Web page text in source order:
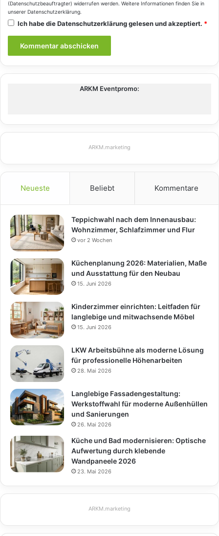
(Datenschutzbeauftragter) widerrufen werden. Weitere Informationen finden Sie in
unserer Datenschutzerklärung.
Ich habe dieDatenschutzerklärunggelesen und akzeptiert. *
ARKM Eventpromo:
ARKM.marketing
Neueste Beliebt Kommentare
Teppichwahl nach dem Innenausbau:
Wohnzimmer, Schlafzimmer und Flur
vor 2 Wochen
Küchenplanung 2026: Materialien, Maße
und Ausstattung für den Neubau
15. Juni 2026
Kinderzimmer einrichten: Leitfaden für
langlebige und mitwachsende Möbel
15. Juni 2026
LKW Arbeitsbühne als moderne Lösung
für professionelle Höhenarbeiten
28. Mai 2026
Langlebige Fassadengestaltung:
Werkstoffwahl für moderne Außenhüllen
und Sanierungen
26. Mai 2026
Küche und Bad modernisieren: Optische
Aufwertung durch klebende
Wandpaneele 2026
23. Mai 2026
ARKM.marketing